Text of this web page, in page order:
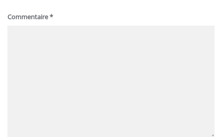
Commentaire*